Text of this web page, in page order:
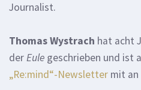
Journalist.
Thomas Wystrach hat acht
derEule geschrieben und ist
„Re:mind“-Newsletter mit an